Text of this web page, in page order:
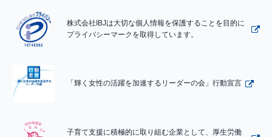
株式会社IBJは大切な個人情報を保護することを目的に
プライバシーマークを取得しています。
「輝く女性の活躍を加速するリーダーの会」行動宣言
子育て支援に積極的に取り組む企業として、厚生労働